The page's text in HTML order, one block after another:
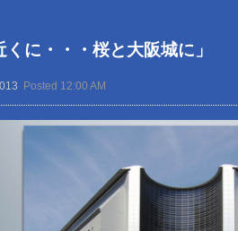
くに・・・桜と大阪城に」
Posted 12:00 AM